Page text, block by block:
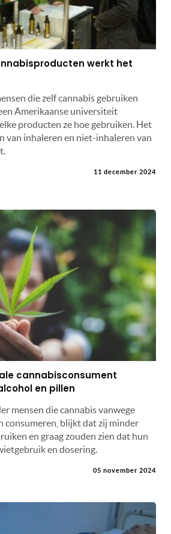
werkt het
die zelf cannabis gebruiken
Amerikaanse universiteit
producten ze hoe gebruiken. Het
van inhaleren en niet-inhaleren van
11 december 2024
cannabisconsument
en pillen
mensen die cannabis vanwege
consumeren, blijkt dat zij minder
en graag zouden zien dat hun
en dosering.
05 november 2024